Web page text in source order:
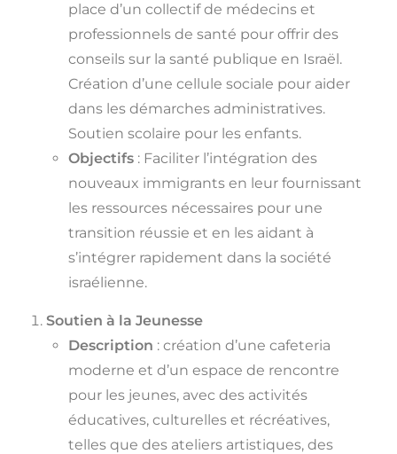
place d’un collectif de médecins et
professionnels de santé pour offrir des
conseils sur la santé publique en Israël.
Création d’une cellule sociale pour aider
dans les démarches administratives.
Soutien scolaire pour les enfants.
Objectifs : Faciliter l’intégration des
nouveaux immigrants en leur fournissant
les ressources nécessaires pour une
transition réussie et en les aidant à
s’intégrer rapidement dans la société
israélienne.
Soutien à la Jeunesse
Description : création d’une cafeteria
moderne et d’un espace de rencontre
pour les jeunes, avec des activités
éducatives, culturelles et récréatives,
telles que des ateliers artistiques, des